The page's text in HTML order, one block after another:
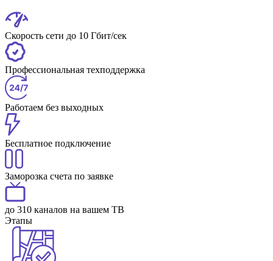
Скорость сети до 10 Гбит/сек
Профессиональная техподдержка
Работаем без выходных
Бесплатное подключение
Заморозка счета по заявке
до 310 каналов на вашем ТВ
Этапы